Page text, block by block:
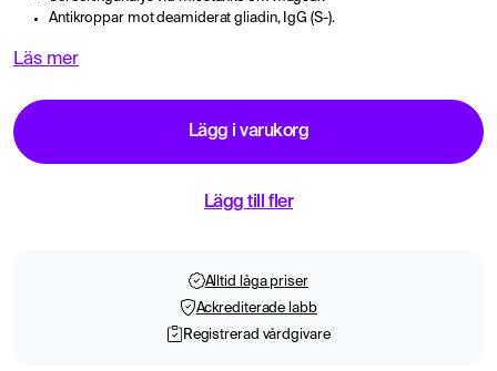
Antikroppar mot deamiderat gliadin, IgG (S-).
Läs mer
Lägg i varukorg
Lägg till fler
Alltid låga priser
Ackrediterade labb
Registrerad vårdgivare